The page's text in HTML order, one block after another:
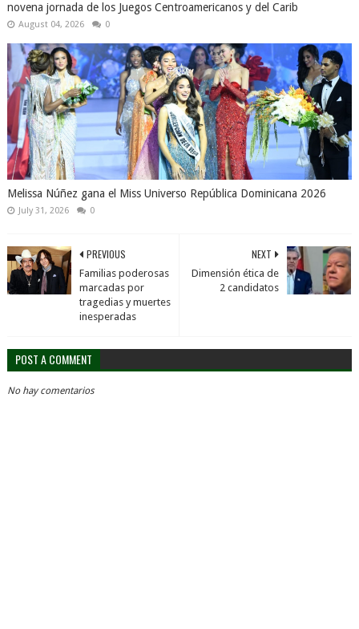
novena jornada de los Juegos Centroamericanos y del Carib
August 04, 2026 0
Melissa Núñez gana el Miss Universo República Dominicana 2026
July 31, 2026 0
NEXT
Dimensión ética de
2 candidatos
PREVIOUS
Familias poderosas
marcadas por
tragedias y muertes
inesperadas
POST A COMMENT
No hay comentarios